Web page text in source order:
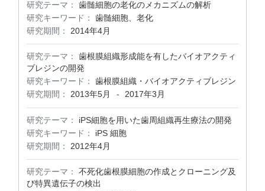
研究テーマ：
歯髄細胞の老化のメカニズムの解析
研究キーワード：
歯髄細胞、老化
研究期間：
2014年4月
研究テーマ：
歯根膜組織形成能を有したバイオアクティ
ブレジンの開発
研究キーワード：
歯根膜組織・バイオアクティブレジン
研究期間：
2013年5月 - 2017年3月
研究テーマ：
iPS細胞を用いた歯周組織再生療法の開発
研究キーワード：
iPS 細胞
研究期間：
2012年4月
研究テーマ：
不死化歯根膜細胞の作成とクローニング及
び特異遺伝子の検出